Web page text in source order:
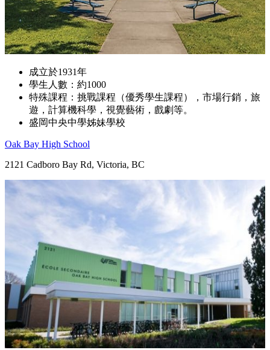
成立於1931年
學生人數：約1000
特殊課程：挑戰課程（優秀學生課程），市場行銷，旅
遊，計算機科學，視覺藝術，戲劇等。
盛岡中央中學姊妹學校
Oak Bay High School
2121 Cadboro Bay Rd, Victoria, BC